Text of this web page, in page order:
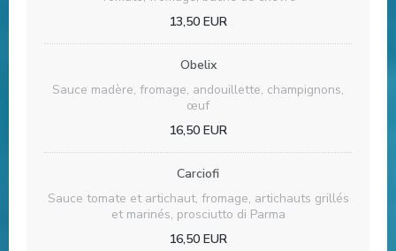
13,50 EUR
Obelix
Sauce madère, fromage, andouillette, champignons,
œuf
16,50 EUR
Carciofi
Sauce tomate et artichaut, fromage, artichauts grillés
et marinés, prosciutto di Parma
16,50 EUR